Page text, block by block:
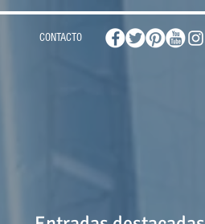
CONTACTO